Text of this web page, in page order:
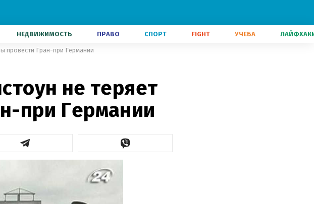
НЕДВИЖИМОСТЬ ПРАВО СПОРТ FIGHT УЧЕБА
провести Гран-при Германии
не теряет
при Германии